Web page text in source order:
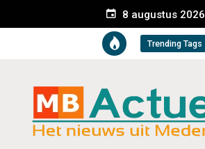
8 augustus 2026
Trending Tags